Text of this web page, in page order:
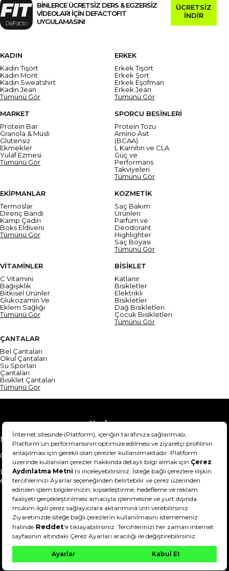
BİNLERCE ÜCRETSİZ DERS & EGZERSİZ
VİDEOLARI İÇİN DEFACTOFIT
UYGULAMASINI
ÜCRETSİZ
İNDİR
KADIN
Kadın Tişört
Kadın Mont
Kadın Sweatshirt
Kadın Jean
Tümünü Gör
ERKEK
Erkek Tişört
Erkek Şort
Erkek Eşofman
Erkek Jean
Tümünü Gör
MARKET
Protein Bar
Granola & Müsli
Glutensiz
Ekmekler
Yulaf Ezmesi
Tümünü Gör
SPORCU BESİNLERİ
Protein Tozu
Amino Asit
(BCAA)
L Karnitin ve CLA
Güç ve
Performans
Takviyeleri
Tümünü Gör
EKİPMANLAR
Termoslar
Direnç Bandı
Kamp Çadırı
Boks Eldiveni
Tümünü Gör
KOZMETİK
Saç Bakım
Ürünleri
Parfüm ve
Deodorant
Highlighter
Saç Boyası
Tümünü Gör
VİTAMİNLER
C Vitamini
Bağışıklık
Bitkisel Ürünler
Glukozamin Ve
Eklem Sağlığı
Tümünü Gör
BİSİKLET
Katlanır
Bisikletler
Elektrikli
Bisikletler
Dağ Bisikletleri
Çocuk Bisikletleri
Tümünü Gör
ÇANTALAR
Bel Çantaları
Okul Çantaları
Su Sporları
Çantaları
Bisiklet Çantaları
Tümünü Gör
Yardım
Mesafeli Satış Sözleşmesi
Teslimat Bilgisi
Gizlilik Sözleşmesi
Şartlar & Koşullar
Ürünümü nasıl iade
edebilirim?
Hakkımızda
DeFactoFIT ©️ 2022-2026. Tüm hakları saklıdır.
11